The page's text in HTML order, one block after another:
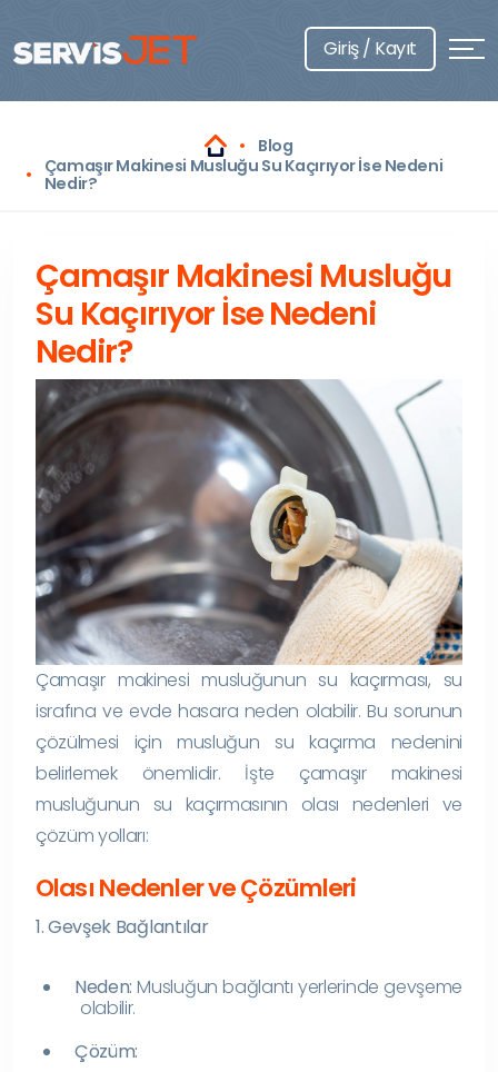
Giriş / Kayıt
Blog
Çamaşır Makinesi Musluğu Su Kaçırıyor İse Nedeni
Nedir?
Çamaşır Makinesi Musluğu
Su Kaçırıyor İse Nedeni
Nedir?
Çamaşır makinesi musluğunun su kaçırması, su
israfına ve evde hasara neden olabilir. Bu sorunun
çözülmesi için musluğun su kaçırma nedenini
belirlemek önemlidir. İşte çamaşır makinesi
musluğunun su kaçırmasının olası nedenleri ve
çözüm yolları:
Olası Nedenler ve Çözümleri
1. Gevşek Bağlantılar
Neden: Musluğun bağlantı yerlerinde gevşeme
olabilir.
Çözüm: